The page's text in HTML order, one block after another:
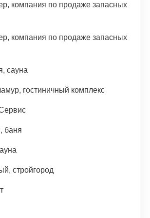
компания по продаже запасных
компания по продаже запасных
сауна
гостиничный комплекс
баня
стройгород